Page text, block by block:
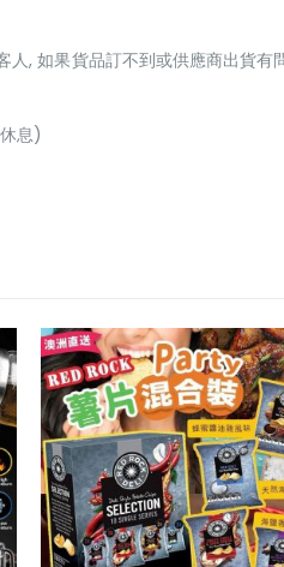
, 如果貨品訂不到或供應商出貨有
息)